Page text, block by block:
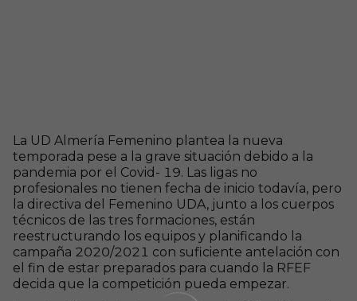
La UD Almería Femenino plantea la nueva
temporada pese a la grave situación debido a la
pandemia por el Covid- 19. Las ligas no
profesionales no tienen fecha de inicio todavía, pero
la directiva del Femenino UDA, junto a los cuerpos
técnicos de las tres formaciones, están
reestructurando los equipos y planificando la
campaña 2020/2021 con suficiente antelación con
el fin de estar preparados para cuando la RFEF
decida que la competición pueda empezar.